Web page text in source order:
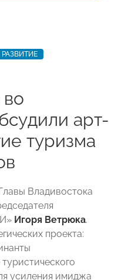
во
арт-
туризма
Владивостока
Игоря Ветрюка.
проекта:
усиления имиджа